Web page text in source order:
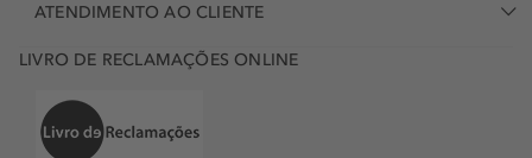
ATENDIMENTO AO CLIENTE
LIVRO DE RECLAMAÇÕES ONLINE